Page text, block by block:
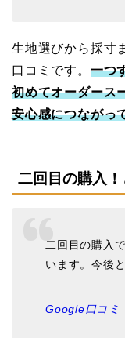
生地選びから採寸
口コミです。 一つ
初めてオーダース
安心感につながっ
二回目の購入
二回目の購入
います。今後
Google口コミ